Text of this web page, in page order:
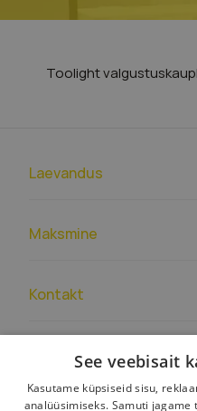
Toolight
Laevandus
Maksmine
EUR– PL39 1500 1344 1213
Kontakt
+37 066105655
Võite saata meile ka sõnumi
Klienditeenindus:
Poe kohta
See veebisait
Kasutame küpsiseid sisu,
analüüsimiseks. Samuti